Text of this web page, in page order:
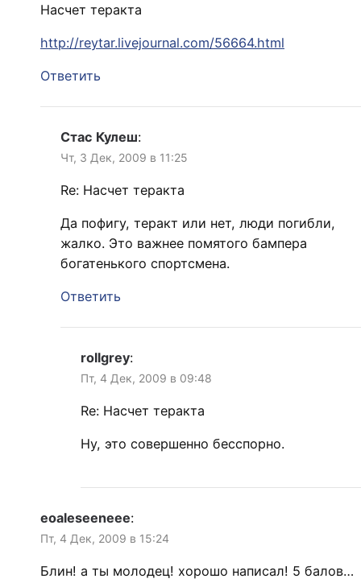
Насчет теракта
http://reytar.livejournal.com/56664.html
Ответить
Стас Кулеш:
Чт, 3 Дек, 2009 в 11:25
Re: Насчет теракта
Да пофигу, теракт или нет, люди погибли,
жалко. Это важнее помятого бампера
богатенького спортсмена.
Ответить
rollgrey:
Пт, 4 Дек, 2009 в 09:48
Re: Насчет теракта
Ну, это совершенно бесспорно.
eoaleseeneee:
Пт, 4 Дек, 2009 в 15:24
Блин! а ты молодец! хорошо написал! 5 балов…